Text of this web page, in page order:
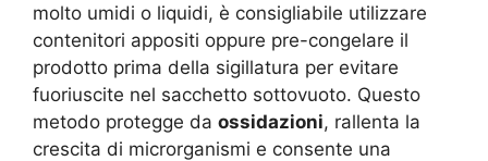
molto umidi o liquidi, è consigliabile utilizzare
contenitori appositi oppure pre-congelare il
prodotto prima della sigillatura per evitare
fuoriuscite nel sacchetto sottovuoto. Questo
metodo protegge da ossidazioni, rallenta la
crescita di microrganismi e consente una